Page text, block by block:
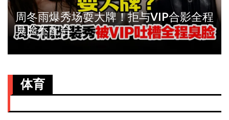
周冬雨爆秀场耍大牌！拒与VIP合影全程
臭脸不配合
体育